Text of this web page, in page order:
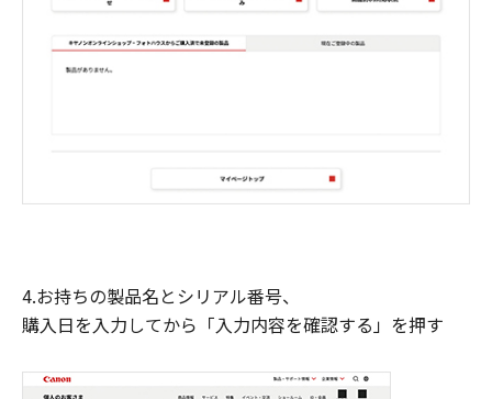
4.お持ちの製品名とシリアル番号、
購入日を入力してから「入力内容を確認する」を押す